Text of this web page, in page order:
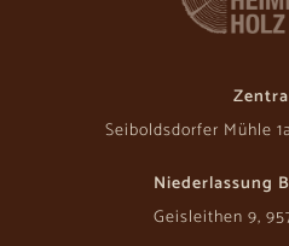
Seiboldsdorfer Mühle
Niederlassung
Geisleithen 9,